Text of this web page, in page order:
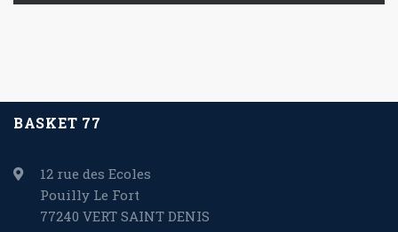
BASKET 77
12 rue des Ecoles
Pouilly Le Fort
77240 VERT SAINT DENIS